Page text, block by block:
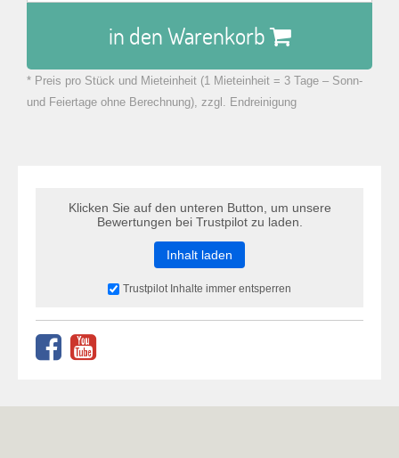
in den Warenkorb
zu Warenkorb hinzugefügt.
* Preis pro Stück und Mieteinheit (1 Mieteinheit = 3 Tage – Sonn-
und Feiertage ohne Berechnung), zzgl. Endreinigung
Klicken Sie auf den unteren Button, um unsere
Bewertungen bei Trustpilot zu laden.
Inhalt laden
Trustpilot Inhalte immer entsperren